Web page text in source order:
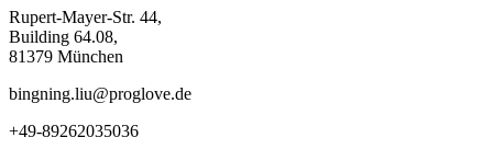
Rupert-Mayer-Str. 44,
Building 64.08,
81379 München
bingning.liu@proglove.de
+49-89262035036